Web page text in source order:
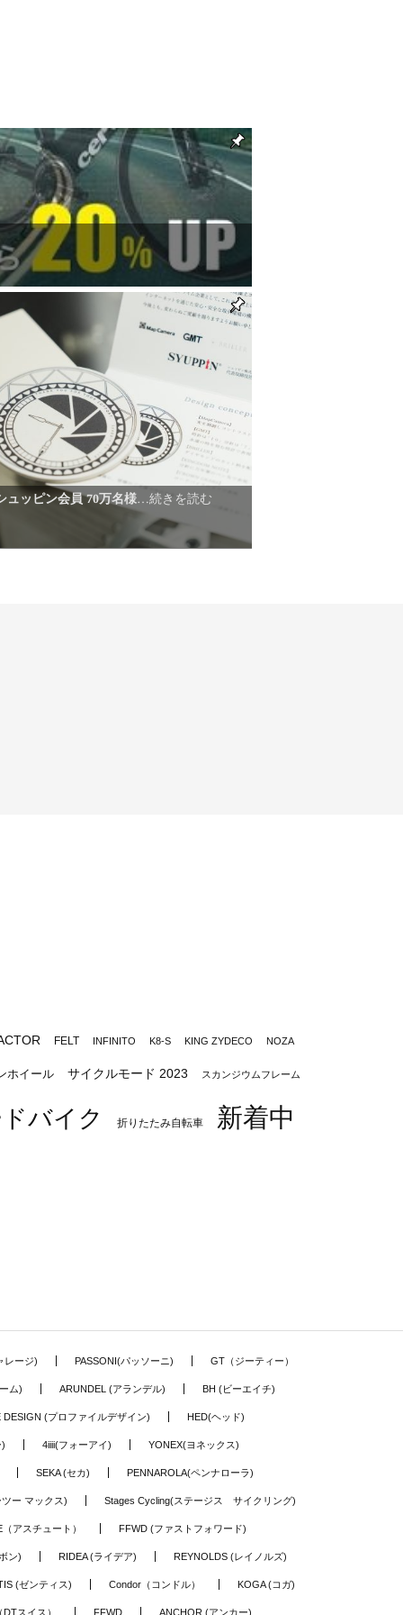
ュッピン会員 70万名様…続きを読む
FELT INFINITO K8-S KING ZYDECO NOZA
ホイール サイクルモード 2023 スカンジウムフレーム
バイク 折りたたみ自転車 新着中
レージ) PASSONI(パッソーニ) GT（ジーティー）
ム) ARUNDEL (アランデル) BH (ビーエイチ)
DESIGN (プロファイルデザイン) HED(ヘッド)
4iiii(フォーアイ) YONEX(ヨネックス)
SEKA (セカ) PENNAROLA(ペンナローラ)
ー マックス) Stages Cycling(ステージス サイクリング)
アスチュート） FFWD (ファストフォワード)
ン) RIDEA (ライデア) REYNOLDS (レイノルズ)
(ゼンティス) Condor（コンドル） KOGA (コガ)
スイス） FFWD ANCHOR (アンカー)